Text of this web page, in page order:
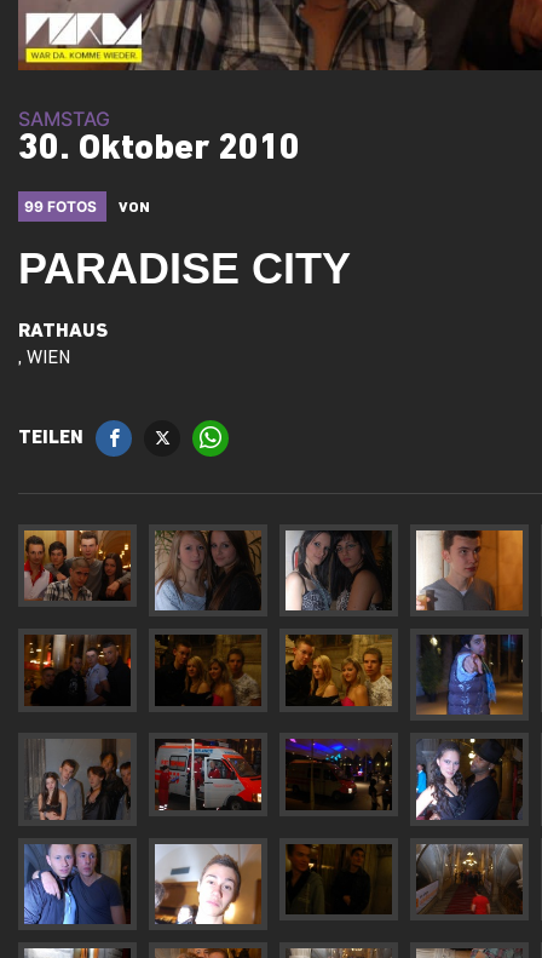
SAMSTAG
30. Oktober 2010
99 FOTOS VON
PARADISE CITY
RATHAUS
, WIEN
TEILEN